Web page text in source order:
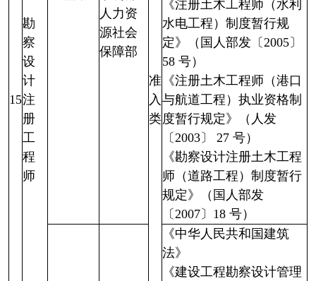
15
勘
察
设
计
注
册
工
程
师
准
入
类
人力资
源社会
保障部
《注册土木工程师（水利
水电工程）制度暂行规
定》（国人部发〔2005〕
58 号）
《注册土木工程师（港口
与航道工程）执业资格制
度暂行规定》（人发
〔2003〕 27 号）
《勘察设计注册土木工程
师（道路工程）制度暂行
规定》（国人部发
〔2007〕18 号）
《中华人民共和国建筑
法》
《建设工程勘察设计管理